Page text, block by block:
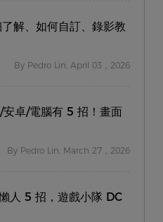
解、如何自訂、錄影教
By Pedro Lin, April 03，2026
卓/電腦有 5 招！畫面
By Pedro Lin, March 27，2026
人 5 招，遊戲小隊 DC